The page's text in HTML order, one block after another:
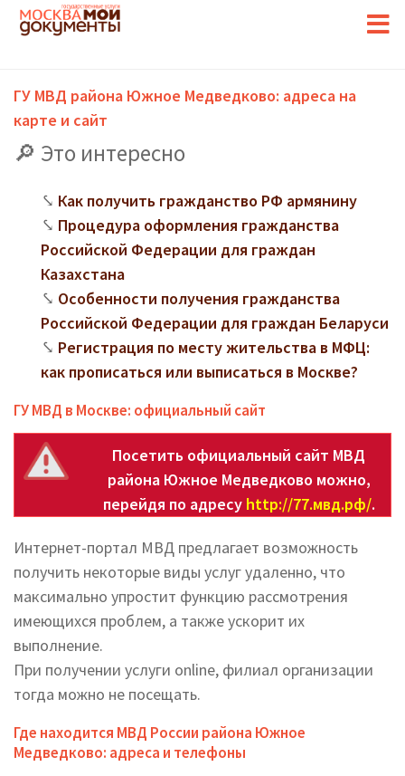
ГУ МВД района Южное Медведково: адреса на
карте и сайт
Это интересно
Как получить гражданство РФ армянину
Процедура оформления гражданства
Российской Федерации для граждан
Казахстана
Особенности получения гражданства
Российской Федерации для граждан Беларуси
Регистрация по месту жительства в МФЦ:
как прописаться или выписаться в Москве?
ГУ МВД в Москве: официальный сайт
Посетить официальный сайт МВД
района Южное Медведково можно,
перейдя по адресу http://77.мвд.рф/.
Интернет-портал МВД предлагает возможность
получить некоторые виды услуг удаленно, что
максимально упростит функцию рассмотрения
имеющихся проблем, а также ускорит их
выполнение.
При получении услуги online, филиал организации
тогда можно не посещать.
Где находится МВД России района Южное
Медведково: адреса и телефоны